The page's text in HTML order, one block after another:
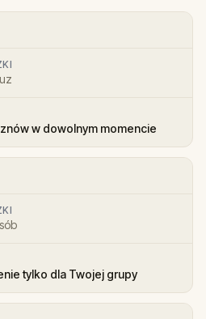
w dowolnym momencie
tylko dla Twojej grupy